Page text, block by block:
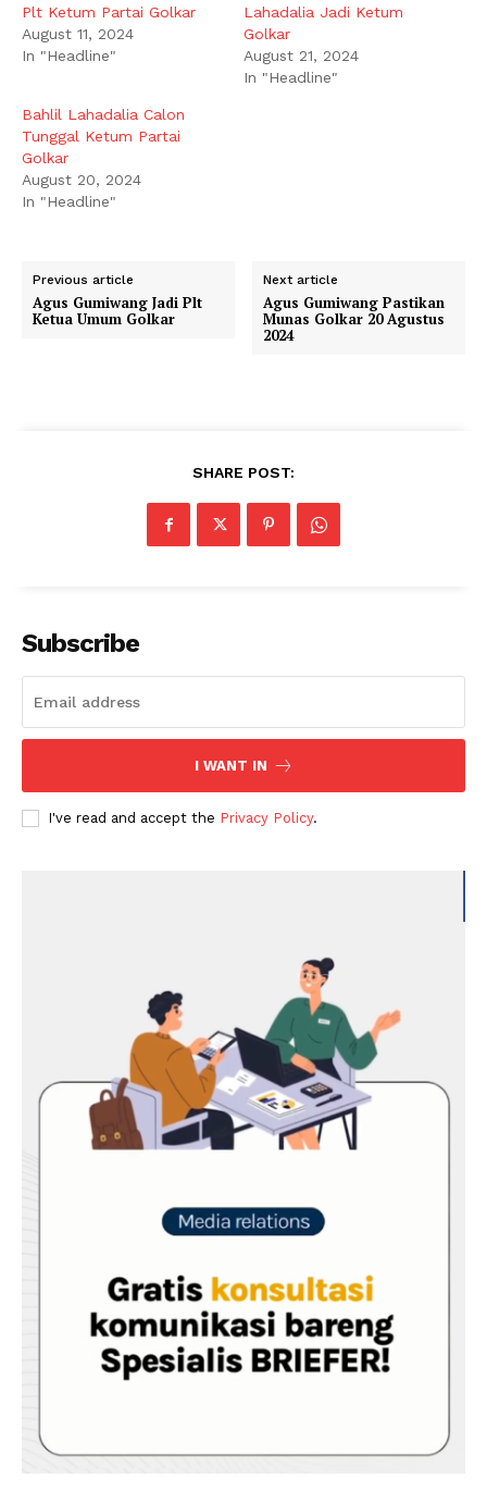
Plt Ketum Partai Golkar
August 11, 2024
In "Headline"
Lahadalia Jadi Ketum
Golkar
August 21, 2024
In "Headline"
Bahlil Lahadalia Calon
Tunggal Ketum Partai
Golkar
August 20, 2024
In "Headline"
Previous article
Agus Gumiwang Jadi Plt
Ketua Umum Golkar
Next article
Agus Gumiwang Pastikan
Munas Golkar 20 Agustus
2024
SHARE POST:
Subscribe
I WANT IN
I've read and accept the Privacy Policy.